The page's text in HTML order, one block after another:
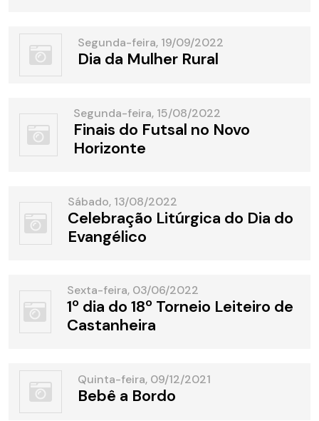
Segunda-feira, 19/09/2022
Dia da Mulher Rural
Segunda-feira, 15/08/2022
Finais do Futsal no Novo
Horizonte
Sábado, 13/08/2022
Celebração Litúrgica do Dia do
Evangélico
Sexta-feira, 03/06/2022
1º dia do 18º Torneio Leiteiro de
Castanheira
Quinta-feira, 09/12/2021
Bebê a Bordo